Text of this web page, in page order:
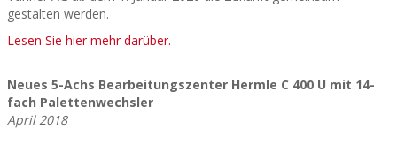
gestalten werden.
Lesen Sie hier mehr darüber.
Neues 5-Achs Bearbeitungszenter Hermle C 400 U mit 14-
fach Palettenwechsler
April 2018